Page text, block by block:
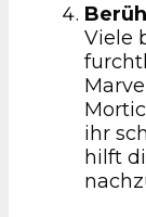
Viele
ihr
hilft